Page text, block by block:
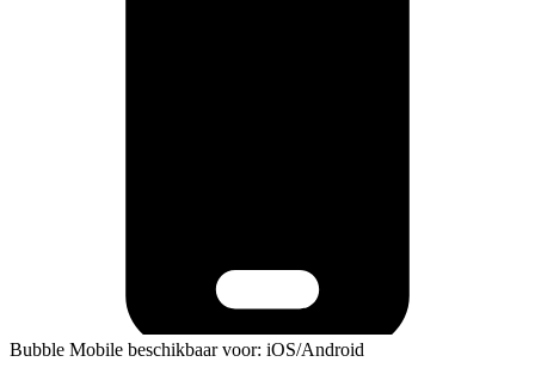
Bubble Mobile beschikbaar voor: iOS/Android